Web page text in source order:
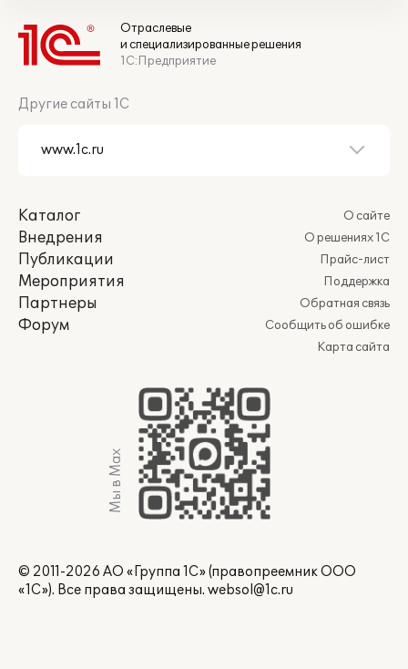
Отраслевые
и специализированные решения
1С:Предприятие
Другие сайты 1С
Каталог
Внедрения
Публикации
Мероприятия
Партнеры
Форум
О сайте
О решениях 1С
Прайс-лист
Поддержка
Обратная связь
Сообщить об ошибке
Карта сайта
Мы в Max
© 2011-2026 АО «Группа 1С» (правопреемник ООО
«1С»). Все права защищены. websol@1c.ru